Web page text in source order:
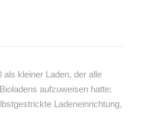
als kleiner Laden, der alle
aufzuweisen hatte:
Ladeneinrichtung,